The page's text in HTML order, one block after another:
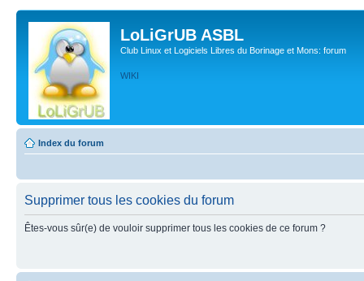
LoLiGrUB ASBL
Club Linux et Logiciels Libres du Borinage et Mons: forum
WIKI
Index du forum
Supprimer tous les cookies du forum
Êtes-vous sûr(e) de vouloir supprimer tous les cookies de ce forum ?